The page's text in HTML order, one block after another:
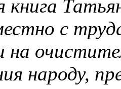
книга
с
на
народу,